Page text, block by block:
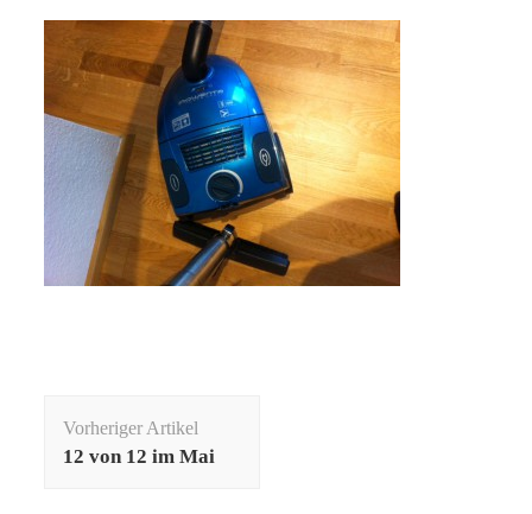
Vorheriger Artikel
12 von 12 im Mai